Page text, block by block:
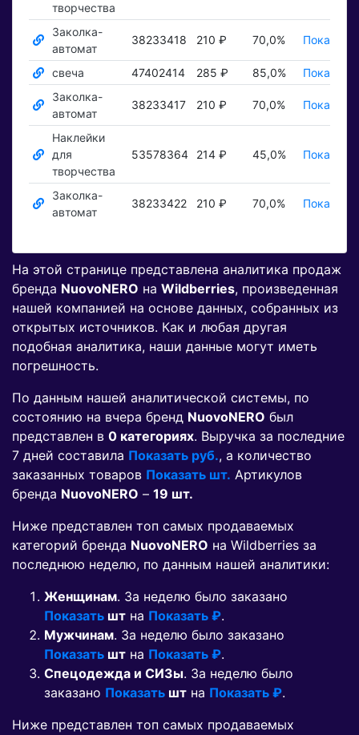
творчества
Заколка-
автомат
38233418 210 ₽ 70,0% Показать
свеча 47402414 285 ₽ 85,0%
Показать
Заколка-
автомат
38233417 210 ₽ 70,0% Показать
Наклейки
для
творчества
53578364 214 ₽ 45,0% Показать
Заколка-
автомат
38233422 210 ₽ 70,0% Показать
На этой странице представлена аналитика продаж
бренда NuovoNERO на Wildberries, произведенная
нашей компанией на основе данных, собранных из
открытых источников. Как и любая другая
подобная аналитика, наши данные могут иметь
погрешность.
По данным нашей аналитической системы, по
состоянию на вчера бренд NuovoNERO был
представлен в 0 категориях. Выручка за последние
7 дней составила Показать руб., а количество
заказанных товаров Показать шт. Артикулов
бренда NuovoNERO – 19 шт.
Ниже представлен топ самых продаваемых
категорий бренда NuovoNERO на Wildberries за
последнюю неделю, по данным нашей аналитики:
Женщинам. За неделю было заказано
Показать шт на Показать ₽.
Мужчинам. За неделю было заказано
Показать шт на Показать ₽.
Спецодежда и СИЗы. За неделю было
заказано Показать шт на Показать ₽.
Ниже представлен топ самых продаваемых